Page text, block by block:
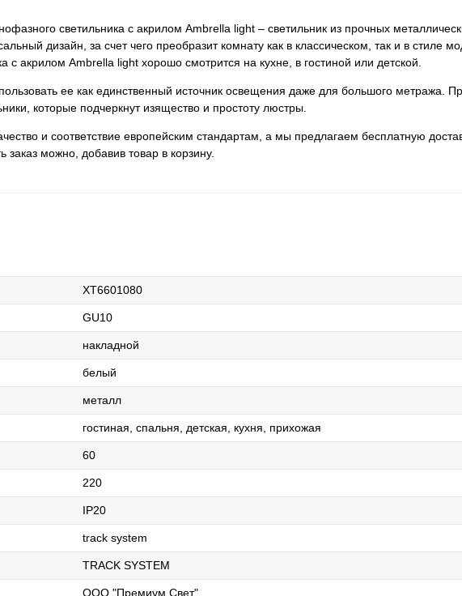
светильника с акрилом Ambrella light – светильник из прочных
дизайн, за счет чего преобразит комнату как в классическом, так и в стиле
с акрилом Ambrella light хорошо смотрится на кухне, в гостиной или детской.
ее как единственный источник освещения даже для большого метража.
которые подчеркнут изящество и простоту люстры.
и соответствие европейским стандартам, а мы предлагаем бесплатную
можно, добавив товар в корзину.
XT6601080
GU10
накладной
белый
металл
гостиная, спальня, детская, кухня, прихожая
60
220
IP20
track system
TRACK SYSTEM
ООО "Премиум Свет"